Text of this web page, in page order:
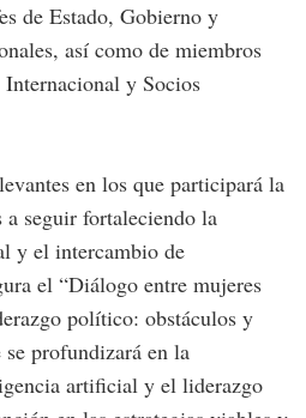
de Estado, Gobierno y
así como de miembros
y Socios
en los que participará la
seguir fortaleciendo la
y el intercambio de
el “Diálogo entre mujeres
político: obstáculos y
profundizará en la
artificial y el liderazgo